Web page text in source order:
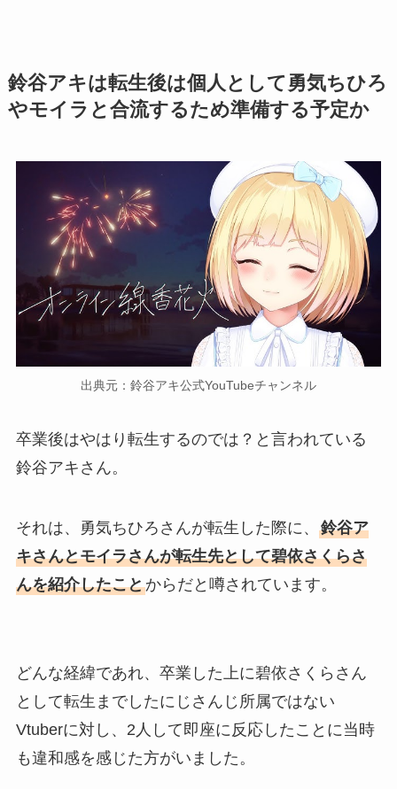
鈴谷アキは転生後は個人として勇気ちひろ
やモイラと合流するため準備する予定か
出典元：鈴谷アキ公式YouTubeチャンネル
卒業後はやはり転生するのでは？と言われている
鈴谷アキさん。
それは、勇気ちひろさんが転生した際に、 鈴谷ア
キさんとモイラさんが転生先として碧依さくらさ
んを紹介したことからだと噂されています。
どんな経緯であれ、卒業した上に碧依さくらさん
として転生までしたにじさんじ所属ではない
Vtuberに対し、2人して即座に反応したことに当時
も違和感を感じた方がいました。